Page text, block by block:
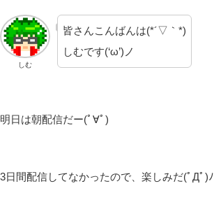
しむ
皆さんこんばんは(*´▽｀*)
しむです(‘ω’)ノ
明日は朝配信だー(ﾟ∀ﾟ)
3日間配信してなかったので、楽しみだ(ﾟДﾟ)ﾉ